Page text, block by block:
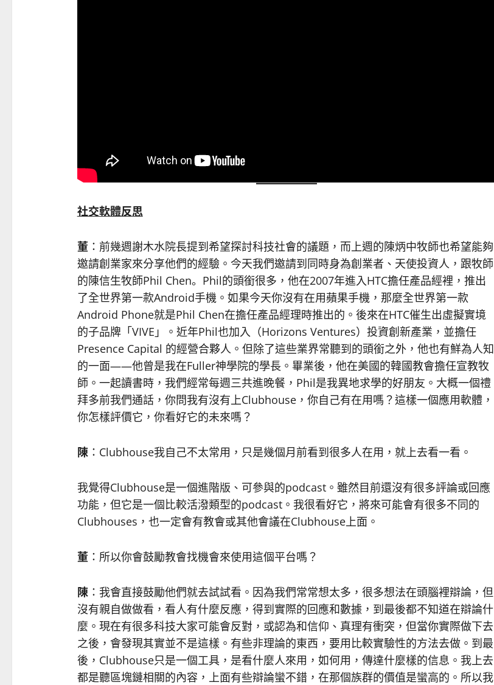
社交軟體反思
董 ：前幾週謝木水院長提到希望探討科技社會的議題，而上週的陳炳中牧師也希望能夠
邀請創業家來分享他們的經驗。今天我們邀請到同時身為創業者、天使投資人，跟牧師
的陳信生牧師Phil Chen。Phil的頭銜很多，他在2007年進入HTC擔任產品經裡，推出
了全世界第一款Android手機。如果今天你沒有在用蘋果手機，那麼全世界第一款
Android Phone就是Phil Chen在擔任產品經理時推出的。後來在HTC催生出虛擬實境
的子品牌「VIVE」。近年Phil也加入（Horizons Ventures）投資創新產業，並擔任
Presence Capital 的經營合夥人。但除了這些業界常聽到的頭銜之外，他也有鮮為人知
的一面——他曾是我在Fuller神學院的學長。畢業後，他在美國的韓國教會擔任宣教牧
師。一起讀書時，我們經常每週三共進晚餐，Phil是我異地求學的好朋友。大概一個禮
拜多前我們通話，你問我有沒有上Clubhouse，你自己有在用嗎？這樣一個應用軟體，
你怎樣評價它，你看好它的未來嗎？
陳：Clubhouse我自己不太常用，只是幾個月前看到很多人在用，就上去看一看。
我覺得Clubhouse是一個進階版、可參與的podcast。雖然目前還沒有很多評論或回應
功能，但它是一個比較活潑類型的podcast。我很看好它，將來可能會有很多不同的
Clubhouses，也一定會有教會或其他會議在Clubhouse上面。
董 ：所以你會鼓勵教會找機會來使用這個平台嗎？
陳：我會直接鼓勵他們就去試試看。因為我們常常想太多，很多想法在頭腦裡辯論，但
沒有親自做做看，看人有什麼反應，得到實際的回應和數據，到最後都不知道在辯論什
麼。現在有很多科技大家可能會反對，或認為和信仰、真理有衝突，但當你實際做下去
之後，會發現其實並不是這樣。有些非理論的東西，要用比較實驗性的方法去做。到最
後，Clubhouse只是一個工具，是看什麼人來用，如何用，傳達什麼樣的信息。我上去
都是聽區塊鏈相關的內容，上面有些辯論蠻不錯，在那個族群的價值是蠻高的。所以我